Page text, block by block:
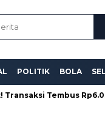
POLITIK BOLA
Tembus